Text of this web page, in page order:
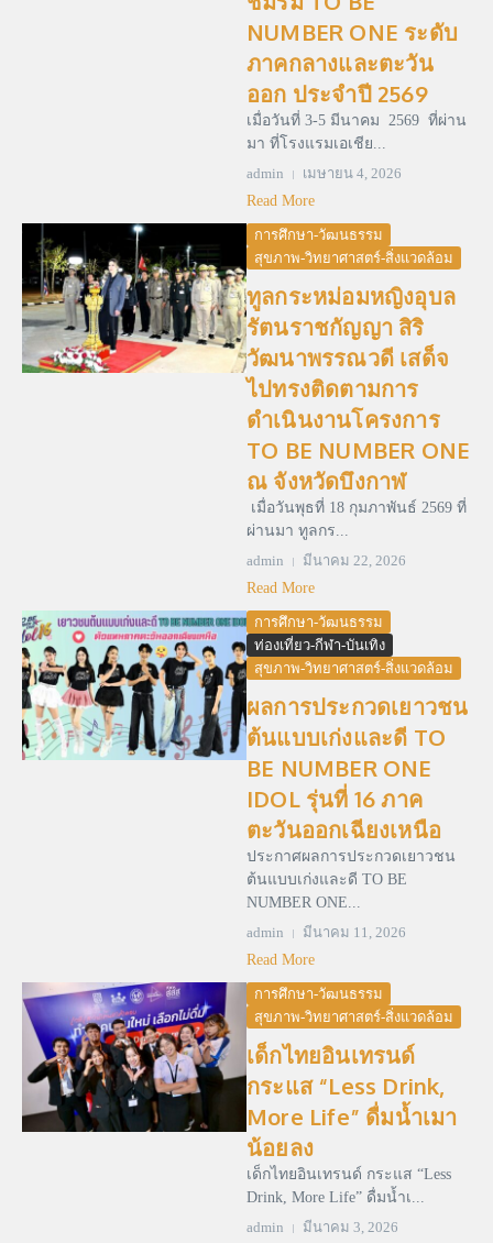
NUMBER ONE ระดับ
ภาคกลางและตะวัน
ออก ประจำปี 2569
เมื่อวันที่ 3-5 มีนาคม 2569 ที่ผ่าน
มา ที่โรงแรมเอเชีย...
admin
เมษายน 4, 2026
Read More
การศึกษา-วัฒนธรรม
สุขภาพ-วิทยาศาสตร์-สิ่งแวดล้อม
ทูลกระหม่อมหญิงอุบล
รัตนราชกัญญา สิริ
วัฒนาพรรณวดี เสด็จ
ไปทรงติดตามการ
ดำเนินงานโครงการ
TO BE NUMBER ONE
ณ จังหวัดบึงกาฬ
เมื่อวันพุธที่ 18 กุมภาพันธ์ 2569 ที่
ผ่านมา ทูลกร...
admin
มีนาคม 22, 2026
Read More
การศึกษา-วัฒนธรรม
ท่องเที่ยว-กีฬา-บันเทิง
สุขภาพ-วิทยาศาสตร์-สิ่งแวดล้อม
ผลการประกวดเยาวชน
ต้นแบบเก่งและดี TO
BE NUMBER ONE
IDOL รุ่นที่ 16 ภาค
ตะวันออกเฉียงเหนือ
ประกาศผลการประกวดเยาวชน
ต้นแบบเก่งและดี TO BE
NUMBER ONE...
admin
มีนาคม 11, 2026
Read More
การศึกษา-วัฒนธรรม
สุขภาพ-วิทยาศาสตร์-สิ่งแวดล้อม
เด็กไทยอินเทรนด์
กระแส “Less Drink,
More Life” ดื่มน้ำเมา
น้อยลง
เด็กไทยอินเทรนด์ กระแส “Less
Drink, More Life” ดื่มน้ำเ...
admin
มีนาคม 3, 2026